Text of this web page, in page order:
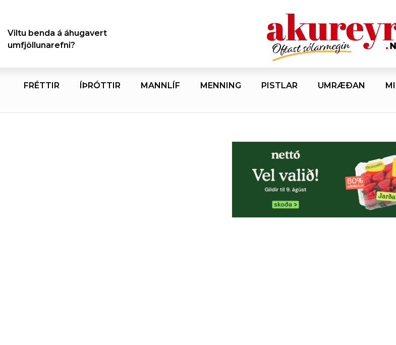
Viltu benda á áhugavert
umfjöllunarefni?
FRÉTTIR ÍÞRÓTTIR MANNLÍF MENNING PISTLAR UMRÆÐAN